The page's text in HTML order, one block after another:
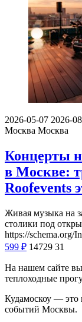
2026-05-07 2026-
Москва Москва
Концерты
в Москве:
Roofevents
Живая музыка на
столики под
https://schema.org/
599 ₽ 14729 31
На нашем сайте
теплоходные
Кудамоскоу — это
событий Москвы.